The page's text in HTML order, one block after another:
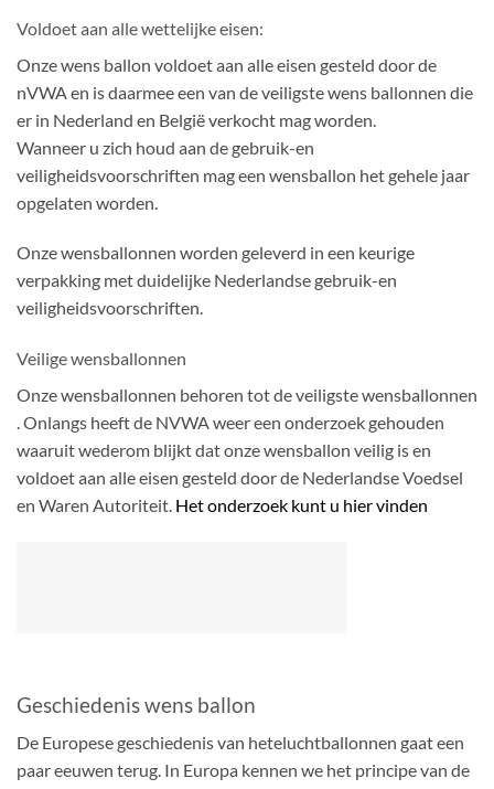
Voldoet aan alle wettelijke eisen:
Onze wens ballon voldoet aan alle eisen gesteld door de
nVWA en is daarmee een van de veiligste wens ballonnen die
er in Nederland en België verkocht mag worden.
Wanneer u zich houd aan de gebruik-en
veiligheidsvoorschriften mag een wensballon het gehele jaar
opgelaten worden.
Onze wensballonnen worden geleverd in een keurige
verpakking met duidelijke Nederlandse gebruik-en
veiligheidsvoorschriften.
Veilige wensballonnen
Onze wensballonnen behoren tot de veiligste wensballonnen
. Onlangs heeft de NVWA weer een onderzoek gehouden
waaruit wederom blijkt dat onze wensballon veilig is en
voldoet aan alle eisen gesteld door de Nederlandse Voedsel
en Waren Autoriteit. Het onderzoek kunt u hier vinden
Geschiedenis wens ballon
De Europese geschiedenis van heteluchtballonnen gaat een
paar eeuwen terug. In Europa kennen we het principe van de